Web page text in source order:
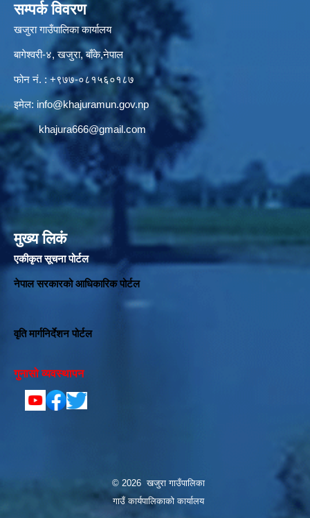
सम्पर्क विवरण
खजुरा गाउँपालिका कार्यालय
बागेश्वरी-४, खजुरा, बाँके,नेपाल
फोन नं. : +९७७-०८१५६०१८७
इमेल: info@khajuramun.gov.np
khajura666@gmail.com
मुख्य लिकं
एकीकृत सूचना पोर्टल
नेपाल सरकारको आधिकारिक पोर्टल
वृति मार्गनिर्देशन पोर्टल
गुनासो व्यवस्थापन
© 2026 खजुरा गाउँपालिका
गाउँ कार्यपालिकाको कार्यालय